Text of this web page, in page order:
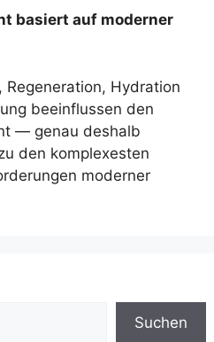
basiert auf moderner
Hydration
beeinflussen den
— genau deshalb
den komplexesten
moderner
Suchen